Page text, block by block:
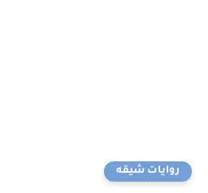
روايات شيقه